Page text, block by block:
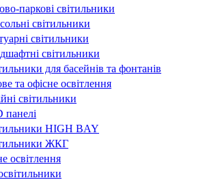
паркові світильники
світильники
світильники
світильники
для басейнів та фонтанів
та офісне освітлення
світильники
панелі
HIGH BAY
ЖКГ
освітлення